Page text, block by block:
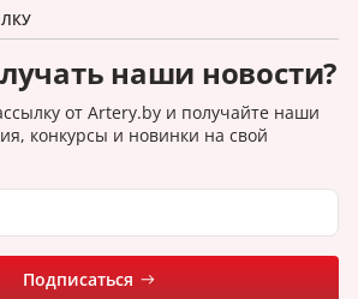
наши новости?
от Artery.by и получайте наши
конкурсы и новинки на свой
Подписаться